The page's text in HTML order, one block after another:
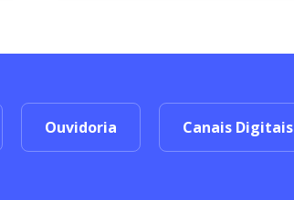
Ouvidoria Canais Digitais